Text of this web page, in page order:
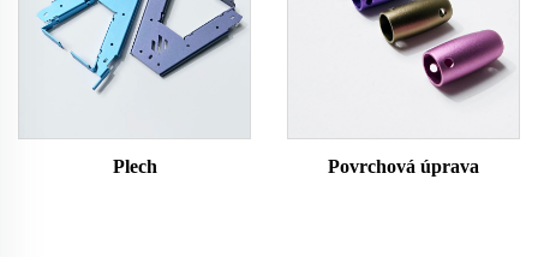
Plech Povrchová úprava